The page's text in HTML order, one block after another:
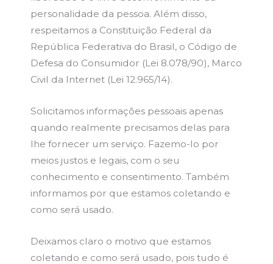
personalidade da pessoa. Além disso,
respeitamos a Constituição Federal da
República Federativa do Brasil, o Código de
Defesa do Consumidor (Lei 8.078/90), Marco
Civil da Internet (Lei 12.965/14).
Solicitamos informações pessoais apenas
quando realmente precisamos delas para
lhe fornecer um serviço. Fazemo-lo por
meios justos e legais, com o seu
conhecimento e consentimento. Também
informamos por que estamos coletando e
como será usado.
Deixamos claro o motivo que estamos
coletando e como será usado, pois tudo é